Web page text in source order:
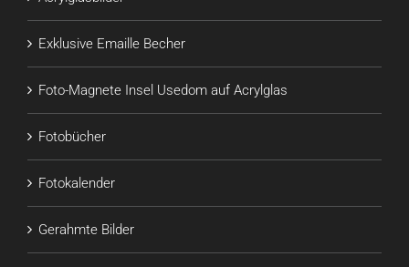
Exklusive Emaille Becher
Foto-Magnete Insel Usedom auf Acrylglas
Fotobücher
Fotokalender
Gerahmte Bilder